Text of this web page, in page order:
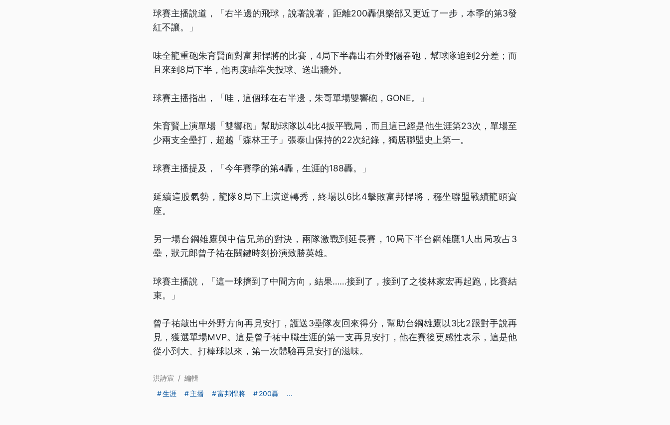
球賽主播說道，「右半邊的飛球，說著說著，距離200轟俱樂部又更近了一步，本季的第3發
紅不讓。」
味全龍重砲朱育賢面對富邦悍將的比賽，4局下半轟出右外野陽春砲，幫球隊追到2分差；而
且來到8局下半，他再度瞄準失投球、送出牆外。
球賽主播指出，「哇，這個球在右半邊，朱哥單場雙響砲，GONE。」
朱育賢上演單場「雙響砲」幫助球隊以4比4扳平戰局，而且這已經是他生涯第23次，單場至
少兩支全壘打，超越「森林王子」張泰山保持的22次紀錄，獨居聯盟史上第一。
球賽主播提及，「今年賽季的第4轟，生涯的188轟。」
延續這股氣勢，龍隊8局下上演逆轉秀，終場以6比4擊敗富邦悍將，穩坐聯盟戰績龍頭寶
座。
另一場台鋼雄鷹與中信兄弟的對決，兩隊激戰到延長賽，10局下半台鋼雄鷹1人出局攻占3
壘，狀元郎曾子祐在關鍵時刻扮演致勝英雄。
球賽主播說，「這一球擠到了中間方向，結果……接到了，接到了之後林家宏再起跑，比賽結
束。」
曾子祐敲出中外野方向再見安打，護送3壘隊友回來得分，幫助台鋼雄鷹以3比2跟對手說再
見，獲選單場MVP。這是曾子祐中職生涯的第一支再見安打，他在賽後更感性表示，這是他
從小到大、打棒球以來，第一次體驗再見安打的滋味。
洪詩宸 / 編輯
生涯
主播 富邦悍將 200轟 ...